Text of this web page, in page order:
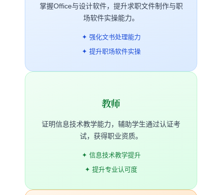
掌握Office与设计软件，提升求职文件制作与职
场软件实操能力。
✦ 强化文书处理能力
✦ 提升职场软件实操
教师
证明信息技术教学能力，辅助学生通过认证考
试，获得职业资质。
✦ 信息技术教学提升
✦ 提升专业认可度